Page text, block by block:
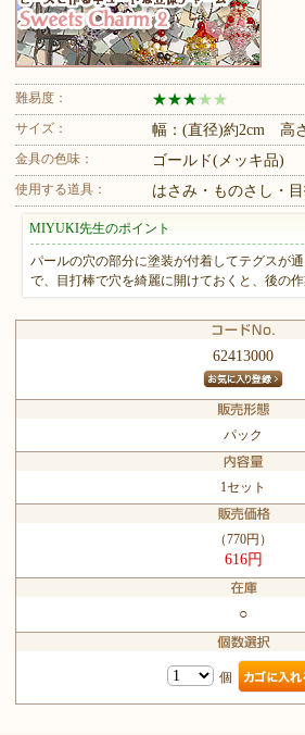
難易度： ★★★ ★ ★
サイズ： 幅：(直径)約2cm 高
金具の色味： ゴールド(メッキ品)
使用する道具： はさみ・ものさし・
MIYUKI先生のポイント
パールの穴の部分に塗装が付着してテグスが
で、目打棒で穴を綺麗に開けておくと、後の作
62413000
パック
1セット
（770円）
616円
○
個